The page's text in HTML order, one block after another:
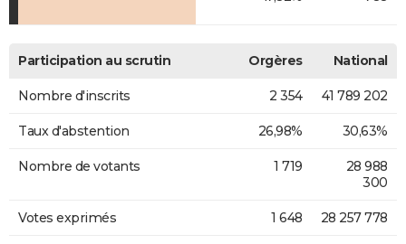
Participation au scrutin Orgères National
Nombre d'inscrits 2 354 41 789 202
Taux d'abstention 26,98% 30,63%
Nombre de votants 1 719
28 988
300
Votes exprimés 1 648 28 257 778